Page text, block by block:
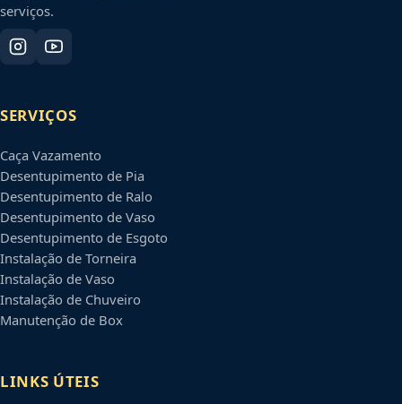
serviços.
SERVIÇOS
Caça Vazamento
Desentupimento de Pia
Desentupimento de Ralo
Desentupimento de Vaso
Desentupimento de Esgoto
Instalação de Torneira
Instalação de Vaso
Instalação de Chuveiro
Manutenção de Box
LINKS ÚTEIS